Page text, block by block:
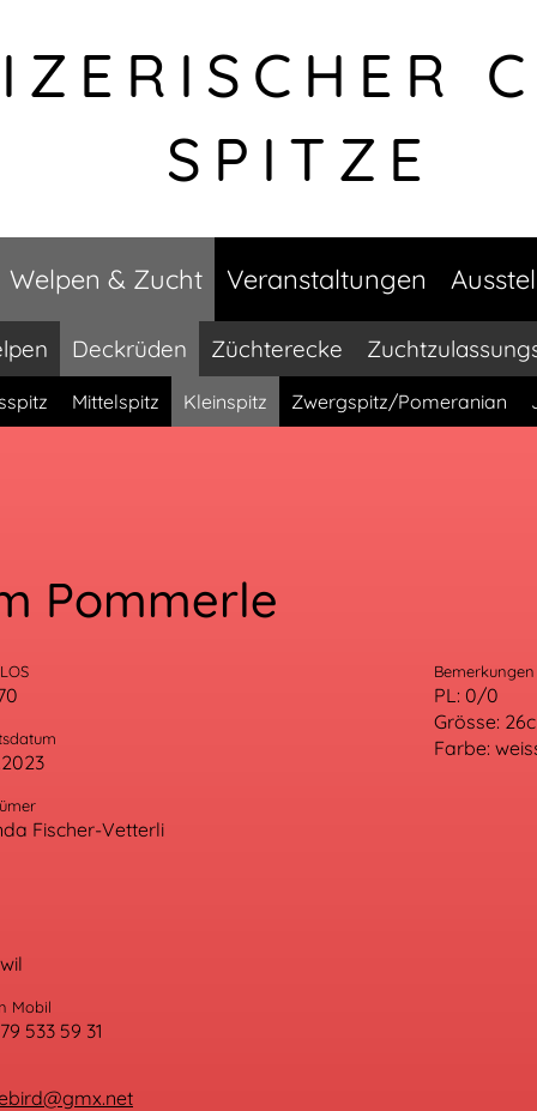
SPITZE
Welpen & Zucht Veranstaltungen
Deckrüden Züchterecke
Mittelspitz Kleinspitz Zwergspitz/Pomeranian
Pommerle
Fischer-Vetterli
Mobil
533 59 31
Bemerkungen
PL: 0/0
Grösse:
Farbe: